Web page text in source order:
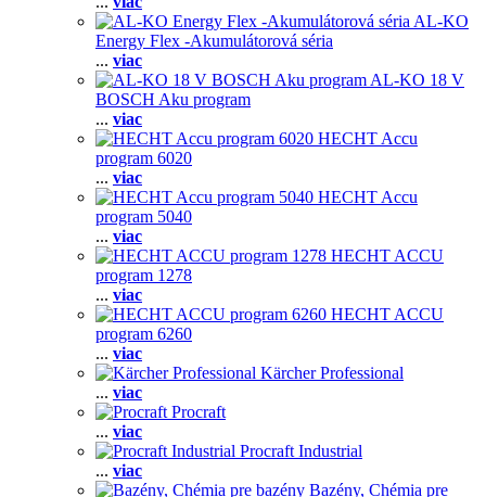
AL-KO
Energy Flex -Akumulátorová séria
... viac
AL-KO 18 V
BOSCH Aku program
... viac
HECHT Accu
program 6020
... viac
HECHT Accu
program 5040
... viac
HECHT ACCU
program 1278
... viac
HECHT ACCU
program 6260
... viac
Kärcher Professional
... viac
Procraft
... viac
Procraft Industrial
... viac
Bazény, Chémia pre